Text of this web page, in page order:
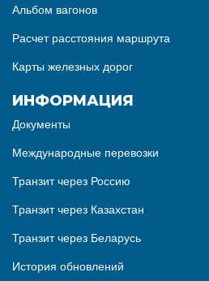
Альбом вагонов
Расчет расстояния маршрута
Карты железных дорог
ИНФОРМАЦИЯ
Документы
Международные перевозки
Транзит через Россию
Транзит через Казахстан
Транзит через Беларусь
История обновлений